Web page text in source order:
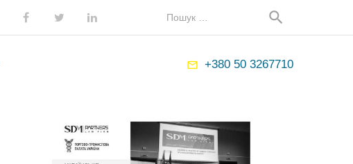
search
FacebookTwitter LinkedIn
mail_outline +380 50 3267710